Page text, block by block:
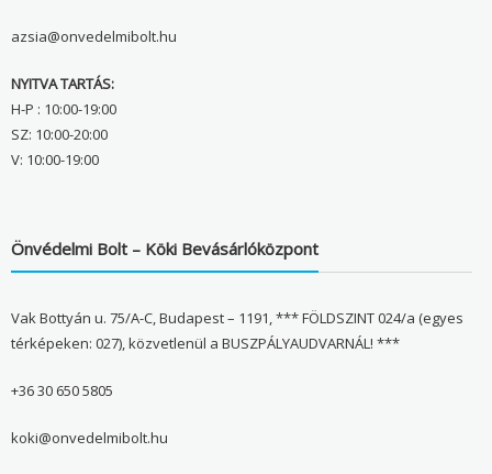
azsia@onvedelmibolt.hu
NYITVA TARTÁS:
H-P : 10:00-19:00
SZ: 10:00-20:00
V: 10:00-19:00
Önvédelmi Bolt – Köki Bevásárlóközpont
Vak Bottyán u. 75/A-C, Budapest – 1191, *** FÖLDSZINT 024/a (egyes
térképeken: 027), közvetlenül a BUSZPÁLYAUDVARNÁL! ***
+36 30 650 5805
koki@onvedelmibolt.hu